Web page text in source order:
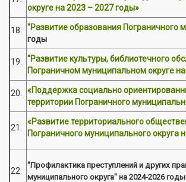
округе на 2023 – 2027 годы»
18.
"Развитие образования Пограничного
годы
19.
"Развитие культуры, библиотечного
Пограничном муниципальном округе
20.
«Поддержка социально
территории Пограничного
21.
«Развитие территориального
Пограничного муниципального округа
22.
"Профилактика преступлений и других
муниципального округа" на 2024-2026 годы